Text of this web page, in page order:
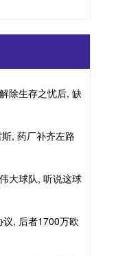
除生存之忧后, 缺
, 药厂补齐左路
大球队, 听说这球
, 后者1700万欧